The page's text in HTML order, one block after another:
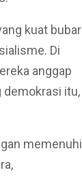
kuat bubar
Di
anggap
demokrasi itu,
memenuhi